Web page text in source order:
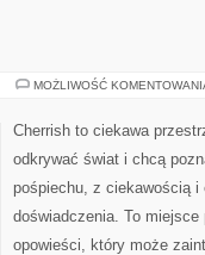
MOŻLIWOŚĆ
Cherrish to ciekawa
odkrywać świat i chcą
pośpiechu, z ciekawością i
doświadczenia. To miejsce
opowieści, który może